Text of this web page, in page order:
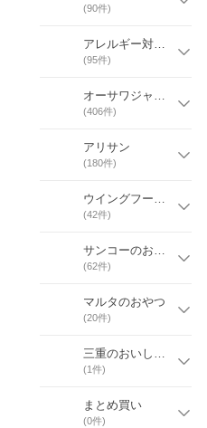
(90件)
アレルギー対応商品
(95件)
オーサワジャパン
(406件)
アリサン
(180件)
ウイングフーズのお菓子
(42件)
サンコーのお菓子
(62件)
マルタのおやつ
(20件)
三重のおいしい自然食品
(1件)
まとめ買い
(0件)